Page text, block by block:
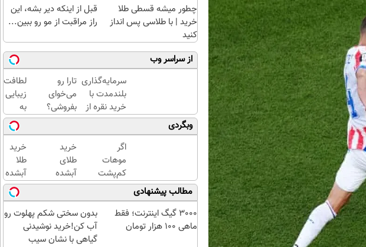
چطور میشه قسطی طلا
خرید | با طلاسی پس انداز
کنید
قبل از اینکه دیر بشه، این
راز مراقبت از مو رو ببین...
از سراسر وب
سرمایه‌گذاری
بلندمدت با
خرید نقره از
دیجی‌کالا
تارا رو
می‌خوای
بفروشی؟
با
خودرو۴۵
یک‌روزه
بفروشش
لطافت
زیبایی
به
موهات
هدیه
بده!
شامپو
جلبک
وبگردی
اگر
موهات
کم‌پشت
شده،
این
صفحه
رو قبل
خرید
طلای
آبشده
حتی با
۱۰۰هزارتومان
خرید
طلا
آبشده
با 100
هزار
تومن
مطالب پیشنهادی
3000 گیگ اینترنت؛ فقط
ماهی 100 هزار تومان
بدون سختی شکم پهلوت رو
آب کن!خرید نوشیدنی
گیاهی با نشان سیب